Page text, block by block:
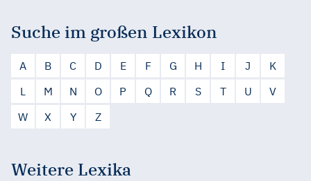
Suche im großen Lexikon
A B C D E F G H I J
K
L
M N O P Q R S T U
V
W
X Y Z
Weitere Lexika